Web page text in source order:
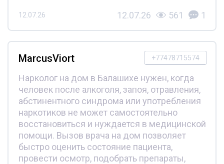
12.07.26 12.07.26 561 1
+77478715574
MarcusViort
Нарколог на дом в Балашихе нужен, когда
человек после алкоголя, запоя, отравления,
абстинентного синдрома или употребления
наркотиков не может самостоятельно
восстановиться и нуждается в медицинской
помощи. Вызов врача на дом позволяет
быстро оценить состояние пациента,
провести осмотр, подобрать препараты,